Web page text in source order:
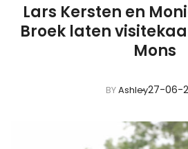
Lars Kersten en
Broek laten
Mons
BYAshley27-06-